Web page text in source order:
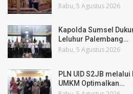
Rabu, 5 Agustus 2026
Kapolda Sumsel
Leluhur Palembang…
Rabu, 5 Agustus 2026
PLN UID S2JB
UMKM Optimalkan…